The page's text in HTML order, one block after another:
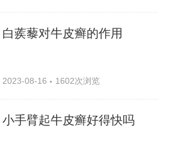
白蒺藜对牛皮癣的作用
2023-08-16 1602次浏览
小手臂起牛皮癣好得快吗